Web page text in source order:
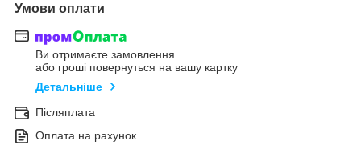
Умови оплати
Ви отримаєте замовлення
або гроші повернуться на вашу картку
Детальніше
Післяплата
Оплата на рахунок